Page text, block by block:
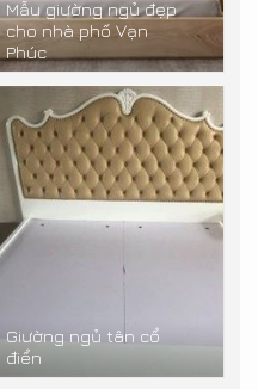
Mẫu giường ngủ đẹp
cho nhà phố Vạn
Phúc
Giường ngủ tân cổ
điển